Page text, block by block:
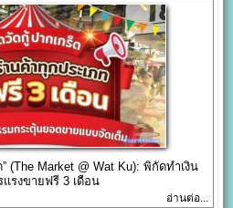
(The Market @ Wat Ku): พิกัดทำเงิน
รงขายฟรี 3 เดือน
อ่านต่อ...